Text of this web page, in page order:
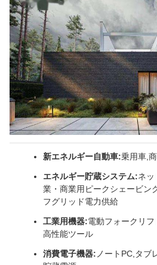
新エネルギー自動車:乗用車,
エネルギー貯蔵システム:ネッ
業・商業用ピークシェービン
フグリッド電力供給
工業用機器:電動フォークリ
高性能ツール
消費電子機器: ノートPC,タブ